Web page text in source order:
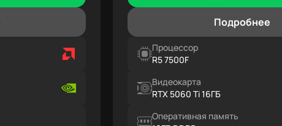
Подробнее
Процессор
R5 7500F
Видеокарта
RTX 5060 Ti 16ГБ
Оперативная память